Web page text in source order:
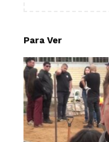
Para Ver